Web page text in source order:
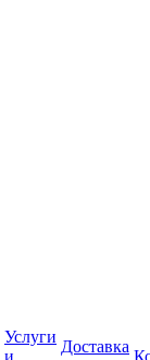
Услуги
и
Доставка